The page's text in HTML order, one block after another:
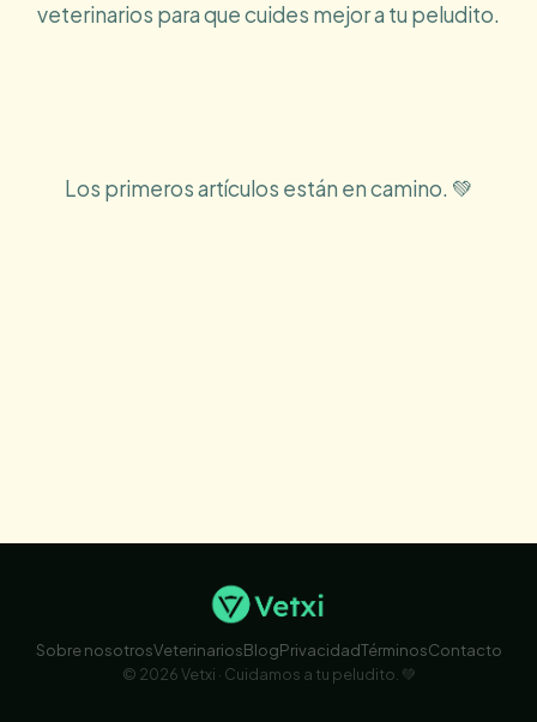
Preguntas
veterinarios para que cuides mejor a tu peludito.
Los primeros artículos están en camino. 💚
Sobre nosotrosVeterinariosBlogPrivacidadTérminosContacto
© 2026 Vetxi · Cuidamos a tu peludito. 💚